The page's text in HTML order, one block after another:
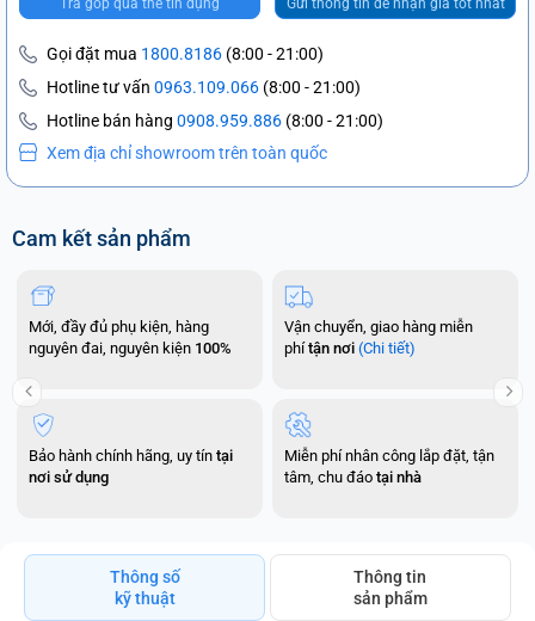
Gọi đặt mua 1800.8186 (8:00 - 21:00)
Hotline tư vấn 0963.109.066 (8:00 - 21:00)
Hotline bán hàng 0908.959.886 (8:00 - 21:00)
Xem địa chỉ showroom trên toàn quốc
Cam kết sản phẩm
Mới, đầy đủ phụ kiện, hàng
nguyên đai, nguyên kiện 100%
Vận chuyển, giao hàng miễn
phítận nơi (Chi tiết)
Bảo hành chính hãng, uy tíntại
nơi sử dụng
Miễn phí nhân công lắp đặt, tận
tâm, chu đáotại nhà
Thông số
kỹ thuật
Thông tin
sản phẩm